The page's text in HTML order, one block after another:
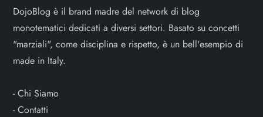
DojoBlog è il brand madre del network di blog
monotematici dedicati a diversi settori. Basato su concetti
"marziali", come disciplina e rispetto, è un bell'esempio di
made in Italy.
-Chi Siamo
-Contatti